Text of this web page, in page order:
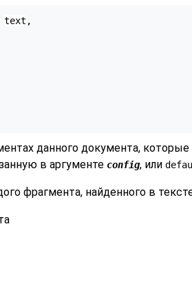
text ,
данного документа,
в аргументе config, или
фрагмента, найденного в